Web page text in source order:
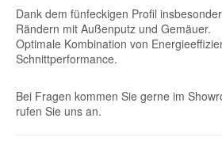
Dank dem fünfeckigen Profil
Rändern mit Außenputz und Gemäuer.
Optimale Kombination von
Schnittperformance.
Bei Fragen kommen Sie gerne im
rufen Sie uns an.